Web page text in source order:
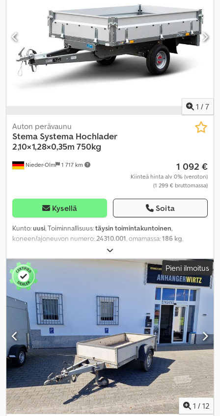
1 / 7
Nieder-Olm 1 717 km
Auton perävaunu
Stema Systema Hochlader
2,10×1,28×0,35m 750kg
1 092 €
Kiinteä hinta alv 0% (veroton)
(1 299 € bruttomassa)
Kysellä Soita
Kunto:uusi, Toiminnallisuus:täysin toimintakuntoinen,
koneen/ajoneuvon numero: 24310.001 , omamassa:186 kg
, kokonaispaino:
akselikokoonpano:1 akseli, kuormatilan pituus:2 100 mm, lastitilan
leveys:1 280 mm 350 mm, Pieni ilmoitus
1 / 12